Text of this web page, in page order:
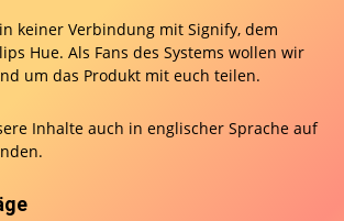
keiner Verbindung mit Signify, dem
Hue. Als Fans des Systems wollen wir
um das Produkt mit euch teilen.
Inhalte auch in englischer Sprache auf